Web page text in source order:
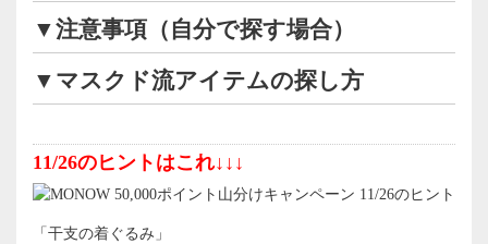
▼注意事項（自分で探す場合）
▼マスクド流アイテムの探し方
11/26のヒントはこれ↓↓↓
「干支の着ぐるみ」